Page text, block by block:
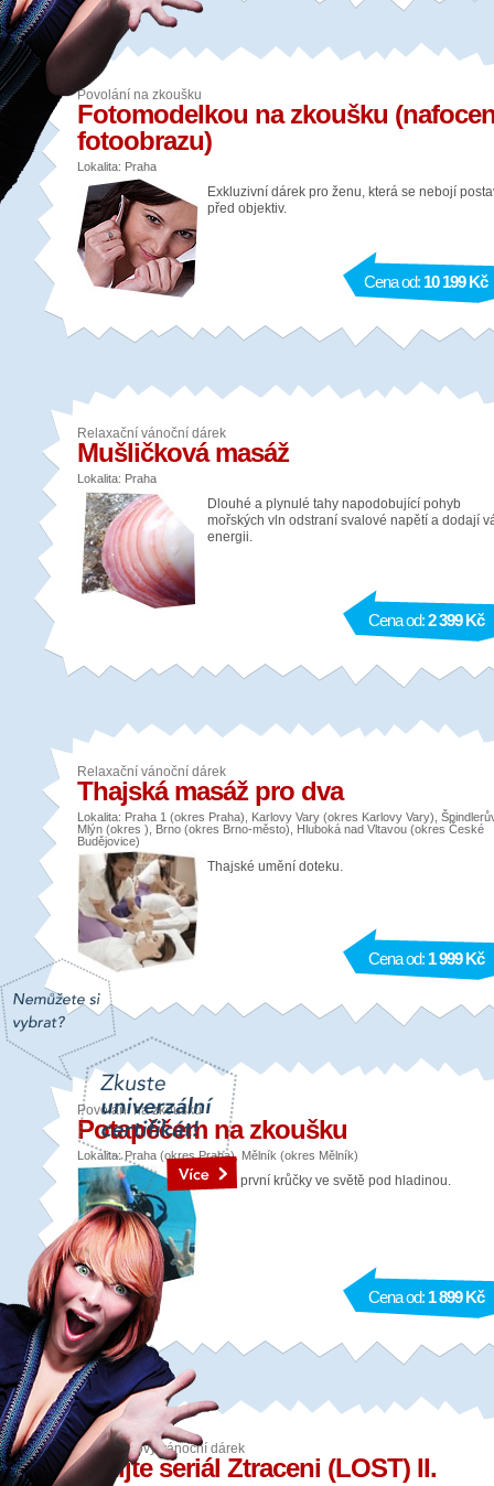
Povolání na zkoušku
Fotomodelkou na zkoušku
fotoobrazu)
Lokalita: Praha
Exkluzivní dárek pro ženu, která se nebojí
před objektiv.
Cena od: 10 199 Kč
Relaxační vánoční dárek
Mušličková masáž
Lokalita: Praha
Dlouhé a plynulé tahy napodobující pohyb
mořských vln odstraní svalové napětí a dodají
energii.
Cena od:2 399 Kč
Relaxační vánoční dárek
Thajská masáž pro dva
Lokalita: Praha 1 (okres Praha), Karlovy Vary (okres Karlovy Vary),
Mlýn (okres ), Brno (okres Brno-město), Hluboká nad Vltavou (okres České
Budějovice)
Thajské umění doteku.
Cena od: 1 999 Kč
Povolání na zkoušku
Potapěčem na zkoušku
Lokalita: Praha (okres Praha), Mělník (okres Mělník)
Vaše první krůčky ve světě pod hladinou.
Cena od: 1 899 Kč
Adrenalinový vánoční dárek
Zažijte seriál Ztraceni (LOST) II.